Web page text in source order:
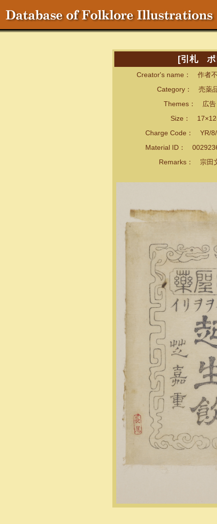
[引札 ポ
Creator's name： 作者
Category： 売薬
Themes： 広告・ち
Size：
Charge Code： YR/8/
Material ID：
Remarks： 宗田文庫